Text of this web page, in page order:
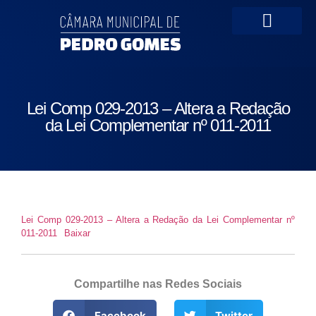
Lei Comp 029-2013 – Altera a Redação
da Lei Complementar nº 011-2011
Lei Comp 029-2013 – Altera a Redação da Lei Complementar nº
011-2011
Baixar
Compartilhe nas Redes Sociais